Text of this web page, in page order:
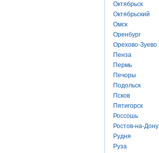
Октябрьск
Октябрьский
Омск
Оренбург
Орехово-Зуево
Пенза
Пермь
Печоры
Подольск
Псков
Пятигорск
Россошь
Ростов-на-Дону
Рудня
Руза